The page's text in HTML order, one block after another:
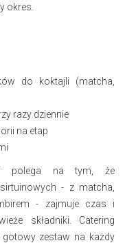
okres.
do koktajli (matcha,
razy dziennie
na etap
polega na tym, że
- z matcha,
- zajmuje czas i
składniki. Catering
gotowy zestaw na każdy